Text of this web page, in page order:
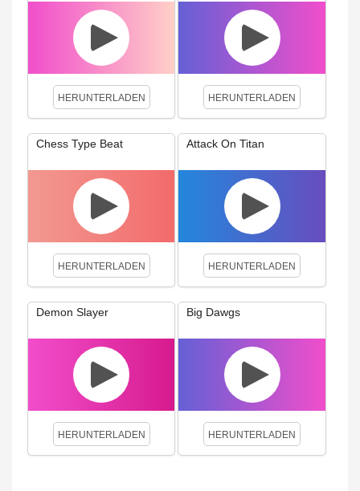
HERUNTERLADEN HERUNTERLADEN
Chess Type Beat
HERUNTERLADEN
Attack On Titan
HERUNTERLADEN
Demon Slayer
HERUNTERLADEN
Big Dawgs
HERUNTERLADEN